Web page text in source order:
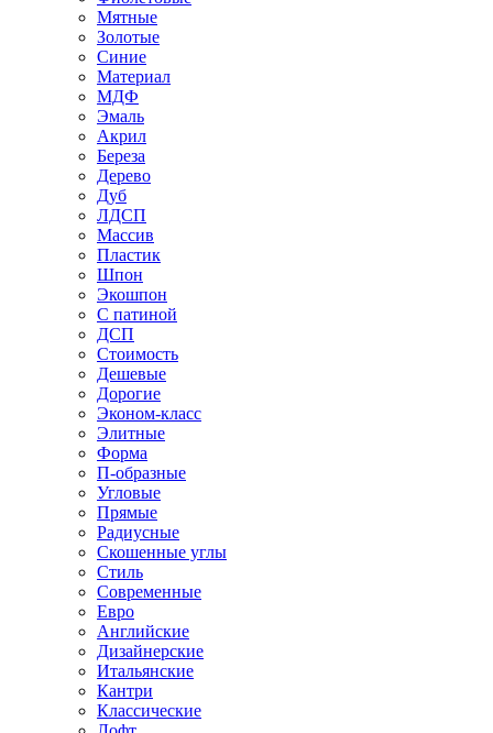
Мятные
Золотые
Синие
Материал
МДФ
Эмаль
Акрил
Береза
Дерево
Дуб
ЛДСП
Массив
Пластик
Шпон
Экошпон
С патиной
ДСП
Стоимость
Дешевые
Дорогие
Эконом-класс
Элитные
Форма
П-образные
Угловые
Прямые
Радиусные
Скошенные углы
Стиль
Современные
Евро
Английские
Дизайнерские
Итальянские
Кантри
Классические